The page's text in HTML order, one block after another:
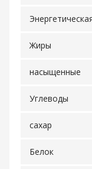
Жиры
насыщенные
Углеводы
сахар
Белок